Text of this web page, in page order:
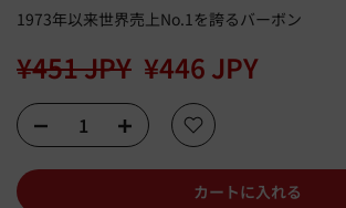
1973年以来世界売上No.1を誇るバーボン
¥451 JPY ¥446 JPY
カートに入れる